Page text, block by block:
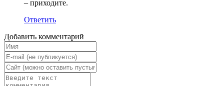
– приходите.
Ответить
Добавить комментарий